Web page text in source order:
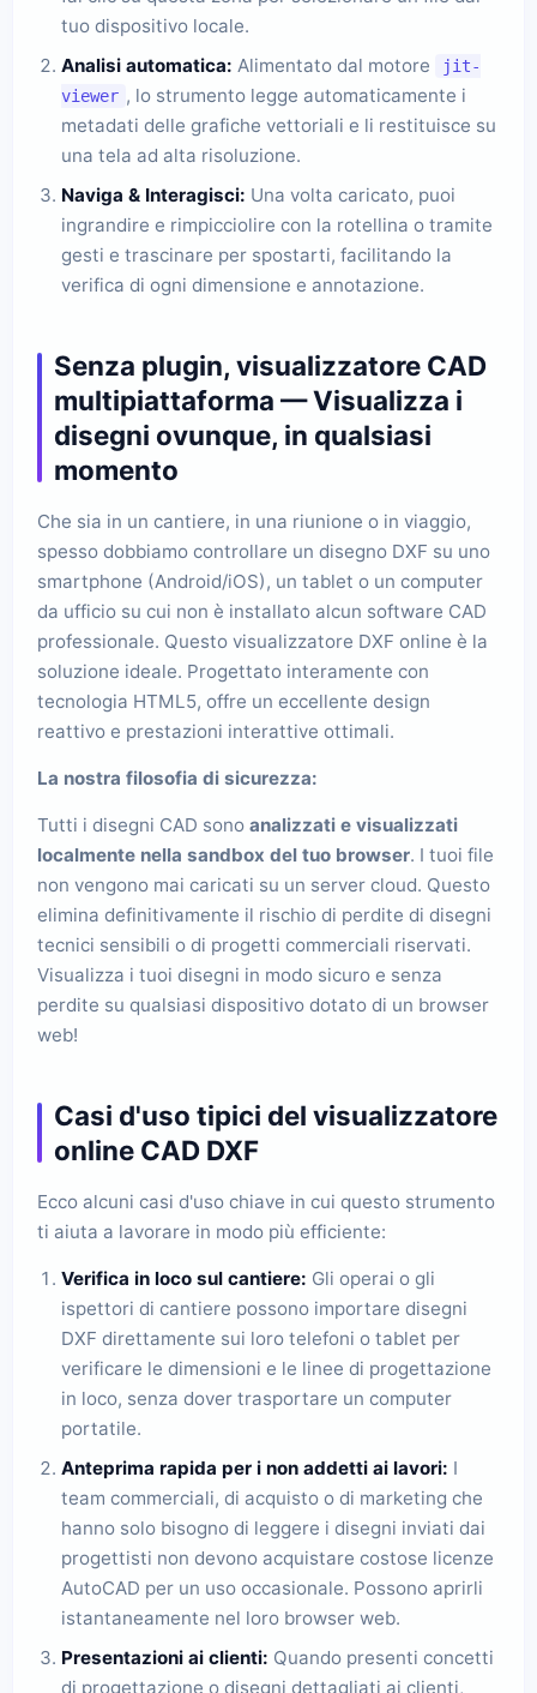
tuo dispositivo locale.
Analisi automatica: Alimentato dal motore
jit-
viewer , lo strumento legge automaticamente i
metadati delle grafiche vettoriali e li restituisce su
una tela ad alta risoluzione.
Naviga & Interagisci: Una volta caricato, puoi
ingrandire e rimpicciolire con la rotellina o tramite
gesti e trascinare per spostarti, facilitando la
verifica di ogni dimensione e annotazione.
Senza plugin, visualizzatore CAD
multipiattaforma — Visualizza i
disegni ovunque, in qualsiasi
momento
Che sia in un cantiere, in una riunione o in viaggio,
spesso dobbiamo controllare un disegno DXF su uno
smartphone (Android/iOS), un tablet o un computer
da ufficio su cui non è installato alcun software CAD
professionale. Questo visualizzatore DXF online è la
soluzione ideale. Progettato interamente con
tecnologia HTML5, offre un eccellente design
reattivo e prestazioni interattive ottimali.
La nostra filosofia di sicurezza:
Tutti i disegni CAD sono analizzati e visualizzati
localmente nella sandbox del tuo browser. I tuoi file
non vengono mai caricati su un server cloud. Questo
elimina definitivamente il rischio di perdite di disegni
tecnici sensibili o di progetti commerciali riservati.
Visualizza i tuoi disegni in modo sicuro e senza
perdite su qualsiasi dispositivo dotato di un browser
web!
Casi d'uso tipici del visualizzatore
online CAD DXF
Ecco alcuni casi d'uso chiave in cui questo strumento
ti aiuta a lavorare in modo più efficiente:
Verifica in loco sul cantiere: Gli operai o gli
ispettori di cantiere possono importare disegni
DXF direttamente sui loro telefoni o tablet per
verificare le dimensioni e le linee di progettazione
in loco, senza dover trasportare un computer
portatile.
Anteprima rapida per i non addetti ai lavori: I
team commerciali, di acquisto o di marketing che
hanno solo bisogno di leggere i disegni inviati dai
progettisti non devono acquistare costose licenze
AutoCAD per un uso occasionale. Possono aprirli
istantaneamente nel loro browser web.
Presentazioni ai clienti: Quando presenti concetti
di progettazione o disegni dettagliati ai clienti,